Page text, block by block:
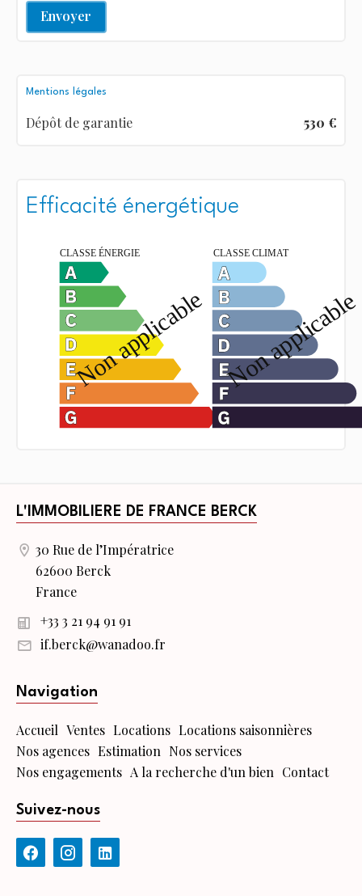
Envoyer
Mentions légales
Dépôt de garantie 530 €
Efficacité énergétique
L'IMMOBILIERE DE FRANCE BERCK
30 Rue de l’Impératrice
62600 Berck
France
+33 3 21 94 91 91
if.berck@wanadoo.fr
Navigation
Accueil Ventes Locations Locations saisonnières
Nos agences Estimation Nos services
Nos engagements A la recherche d'un bien Contact
Suivez-nous